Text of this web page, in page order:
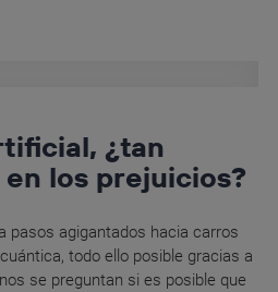
¿tan
los prejuicios?
pasos agigantados hacia carros
todo ello posible gracias a
se preguntan si es posible que